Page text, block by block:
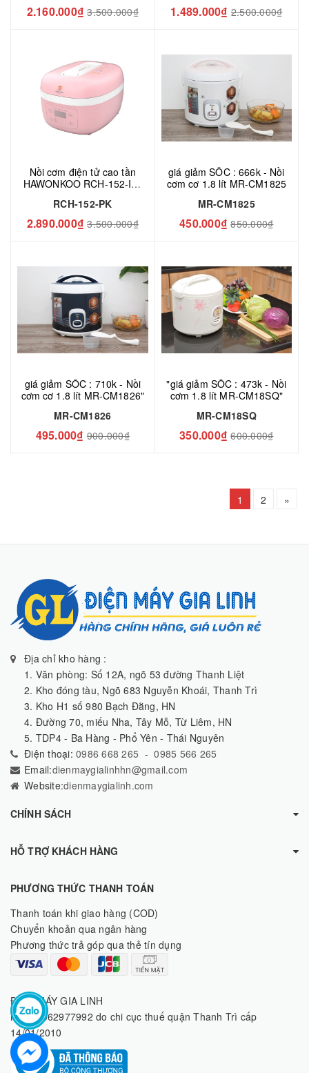
2.160.000₫ 3.500.000₫ 1.489.000₫ 2.500.000₫
Nồi cơm điện tử cao tần
HAWONKOO RCH-152-IH-
RCH-152-PK
2.890.000₫ 3.500.000₫
giá giảm SỐC : 666k - Nồi
cơm cơ 1.8 lít MR-CM1825
MR-CM1825
450.000₫ 850.000₫
giá giảm SỐC : 710k - Nồi
cơm cơ 1.8 lít MR-CM1826"
MR-CM1826
495.000₫ 900.000₫
"giá giảm SỐC : 473k - Nồi
cơm 1.8 lít MR-CM18SQ"
MR-CM18SQ
350.000₫ 600.000₫
1 2 »
Địa chỉ kho hàng :
1. Văn phòng: Số 12A, ngõ 53 đường Thanh Liệt
2. Kho đóng tàu, Ngõ 683 Nguyễn Khoái, Thanh Trì
3. Kho H1 số 980 Bạch Đằng, HN
4. Đường 70, miếu Nha, Tây Mỗ, Từ Liêm, HN
5. TDP4 - Ba Hàng - Phổ Yên - Thái Nguyên
Điện thoại: 0986 668 265 -0985 566 265
Email:dienmaygialinhhn@gmail.com
Website:dienmaygialinh.com
CHÍNH SÁCH
HỖ TRỢ KHÁCH HÀNG
PHƯƠNG THỨC THANH TOÁN
Thanh toán khi giao hàng (COD)
Chuyển khoản qua ngân hàng
Phương thức trả góp qua thẻ tín dụng
ĐIỆN MÁY GIA LINH
MST: 8062977992 do chi cục thuế quận Thanh Trì cấp
14/01/2010